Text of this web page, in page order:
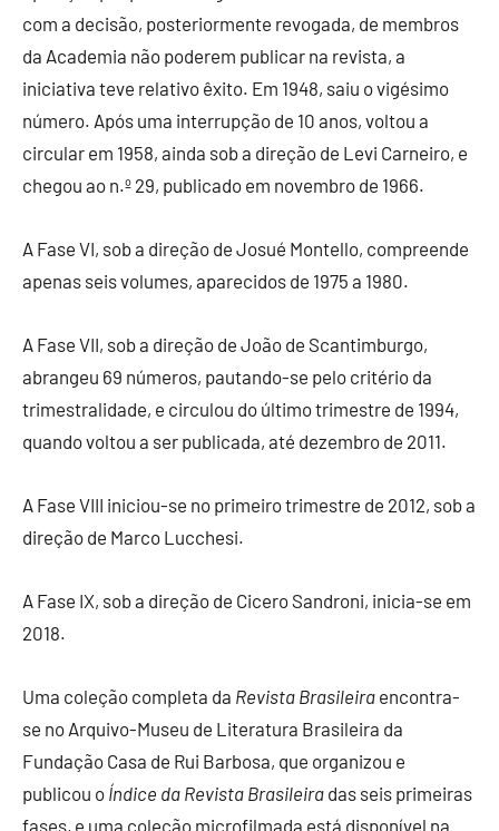
com a decisão, posteriormente revogada, de membros
da Academia não poderem publicar na revista, a
iniciativa teve relativo êxito. Em 1948, saiu o vigésimo
número. Após uma interrupção de 10 anos, voltou a
circular em 1958, ainda sob a direção de Levi Carneiro, e
chegou ao n.º 29, publicado em novembro de 1966.
A Fase VI, sob a direção de Josué Montello, compreende
apenas seis volumes, aparecidos de 1975 a 1980.
A Fase VII, sob a direção de João de Scantimburgo,
abrangeu 69 números, pautando-se pelo critério da
trimestralidade, e circulou do último trimestre de 1994,
quando voltou a ser publicada, até dezembro de 2011.
A Fase VIII iniciou-se no primeiro trimestre de 2012, sob a
direção de Marco Lucchesi.
A Fase IX, sob a direção de Cicero Sandroni, inicia-se em
2018.
Uma coleção completa da Revista Brasileira encontra-
se no Arquivo-Museu de Literatura Brasileira da
Fundação Casa de Rui Barbosa, que organizou e
publicou o Índice da Revista Brasileira das seis primeiras
fases, e uma coleção microfilmada está disponível na